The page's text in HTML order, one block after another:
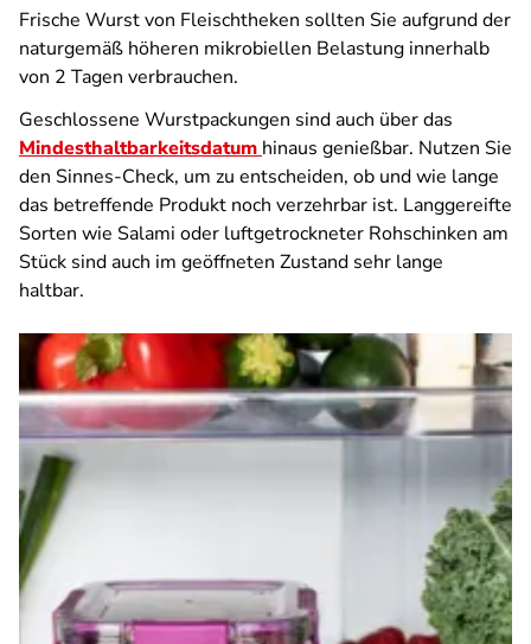
Frische Wurst von Fleischtheken sollten Sie aufgrund der
naturgemäß höheren mikrobiellen Belastung innerhalb
von 2 Tagen verbrauchen.
Geschlossene Wurstpackungen sind auch über das
Mindesthaltbarkeitsdatum hinaus genießbar. Nutzen Sie
den Sinnes-Check, um zu entscheiden, ob und wie lange
das betreffende Produkt noch verzehrbar ist. Langgereifte
Sorten wie Salami oder luftgetrockneter Rohschinken am
Stück sind auch im geöffneten Zustand sehr lange
haltbar.